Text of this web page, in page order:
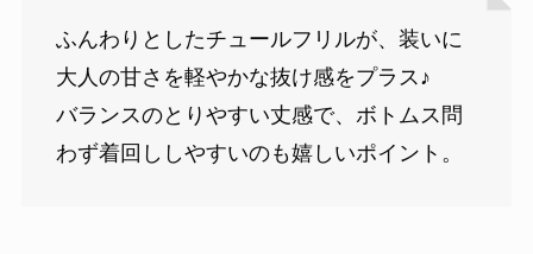
ふんわりとしたチュールフリルが、装いに
大人の甘さを軽やかな抜け感をプラス♪
バランスのとりやすい丈感で、ボトムス問
わず着回ししやすいのも嬉しいポイント。